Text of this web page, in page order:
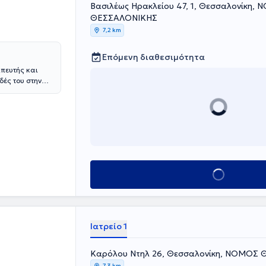
και
του στην
Ελβετία ενώ
και
και
τις
Βασιλέως Ηρακλείου 47, 1, Θεσσαλονίκη,
ΘΕΣΣΑΛΟΝΙΚΗΣ
7,2 km
Επόμενη διαθεσιμότητα
Κλείσε ραντεβού
Ιατρείο 1
Καρόλου Ντηλ 26, Θεσσαλονίκη, ΝΟΜΟΣ